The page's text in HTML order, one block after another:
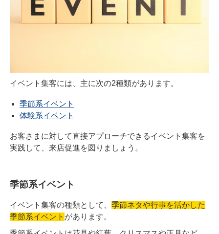
イベント集客には、主に次の2種類があります。
季節系イベント
体験系イベント
お客さまに対して直接アプローチできるイベント集客を
実践して、来店促進を図りましょう。
季節系イベント
イベント集客の種類として、 季節ネタや行事を活かした
季節系イベント があります。